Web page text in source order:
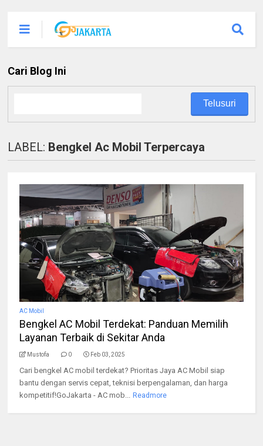
Cari Blog Ini
LABEL: Bengkel Ac Mobil Terpercaya
AC Mobil
Bengkel AC Mobil Terdekat: Panduan Memilih
Layanan Terbaik di Sekitar Anda
Mustofa 0 Feb 03, 2025
Cari bengkel AC mobil terdekat? Prioritas Jaya AC Mobil siap
bantu dengan servis cepat, teknisi berpengalaman, dan harga
kompetitif!GoJakarta - AC mob...
Readmore